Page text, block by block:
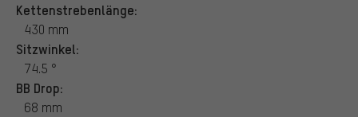
Kettenstrebenlänge:
430 mm
Sitzwinkel:
74.5 °
BB Drop:
68 mm